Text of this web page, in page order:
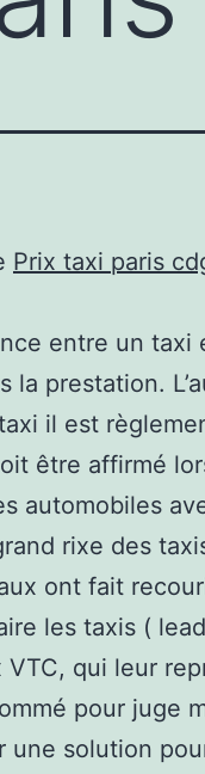
Prix taxi paris
entre un taxi
la prestation.
il est
être affirmé
automobiles
rixe des
ont fait
les taxis (
VTC, qui leur
pour juge
une solution